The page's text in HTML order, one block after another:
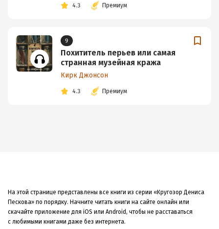
4.3 Премиум
9
Похититель перьев или самая
странная музейная кража
Кирк Джонсон
4.3 Премиум
На этой странице представлены все книги из серии «Кругозор Дениса
Пескова» по порядку. Начните читать книги на сайте онлайн или
скачайте приложение для iOS или Android, чтобы не расставаться
с любимыми книгами даже без интернета.